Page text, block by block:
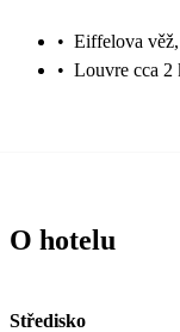
• Eiffelova
• Louvre cca 2
O hotelu
Středisko